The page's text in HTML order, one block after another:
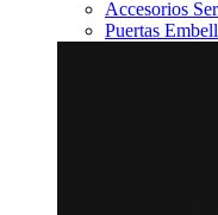
Accesorios
Puertas